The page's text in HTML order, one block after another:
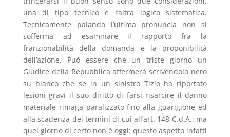
una di tipo tecnico e l’altra logico sistematica.
Tecnicamente palando l’ultima pronuncia non si
sofferma ad esaminare il rapporto fra la
franzionabilità della domanda e la proponibilità
dell’azione. Può essere che un triste giorno un
Giudice della Repubblica affermerà scrivendolo nero
su bianco che se in un sinistro Tizio ha riportato
lesioni gravi il suo diritto di farsi risarcire il danno
materiale rimaga paralizzato fino alla guarigione ed
alla scadenza dei termini di cui all’art. 148 C.d.A.: ma
quel giorno di certo non è oggi: questo aspetto infatti